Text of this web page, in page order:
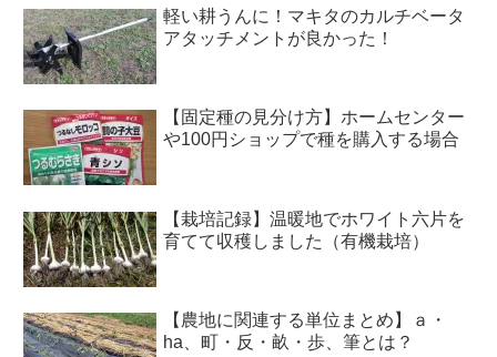
軽い耕うんに！マキタのカルチベータ
アタッチメントが良かった！
【固定種の見分け方】ホームセンター
や100円ショップで種を購入する場合
【栽培記録】温暖地でホワイト六片を
育てて収穫しました（有機栽培）
【農地に関連する単位まとめ】ａ・
ha、町・反・畝・歩、筆とは？